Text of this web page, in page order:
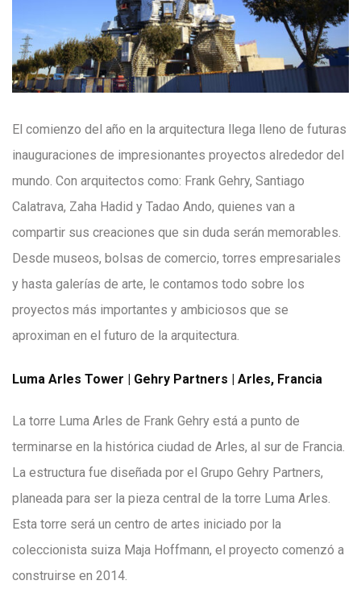
El comienzo del año en la arquitectura llega lleno de futuras
inauguraciones de impresionantes proyectos alrededor del
mundo. Con arquitectos como: Frank Gehry, Santiago
Calatrava, Zaha Hadid y Tadao Ando, quienes van a
compartir sus creaciones que sin duda serán memorables.
Desde museos, bolsas de comercio, torres empresariales
y hasta galerías de arte, le contamos todo sobre los
proyectos más importantes y ambiciosos que se
aproximan en el futuro de la arquitectura.
Luma Arles Tower | Gehry Partners | Arles, Francia
La torre Luma Arles de Frank Gehry está a punto de
terminarse en la histórica ciudad de Arles, al sur de Francia.
La estructura fue diseñada por el Grupo Gehry Partners,
planeada para ser la pieza central de la torre Luma Arles.
Esta torre será un centro de artes iniciado por la
coleccionista suiza Maja Hoffmann, el proyecto comenzó a
construirse en 2014.